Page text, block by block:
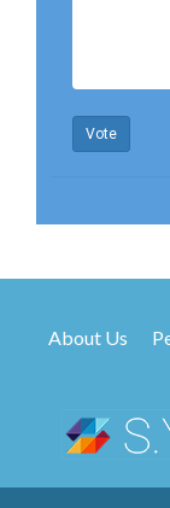
Vote
About Us